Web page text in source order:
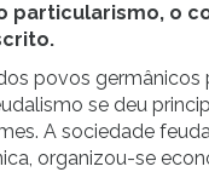
particularismo, o
povos germânicos
se deu
A sociedade
organizou-se